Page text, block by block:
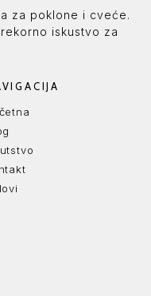
za poklone i cveće.
iskustvo za